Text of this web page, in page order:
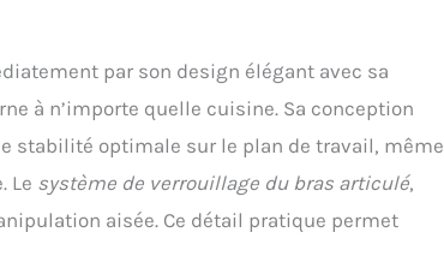
par son design élégant avec sa
à n’importe quelle cuisine. Sa conception
stabilité optimale sur le plan de travail, même
Le système de verrouillage du bras articulé,
aisée. Ce détail pratique permet